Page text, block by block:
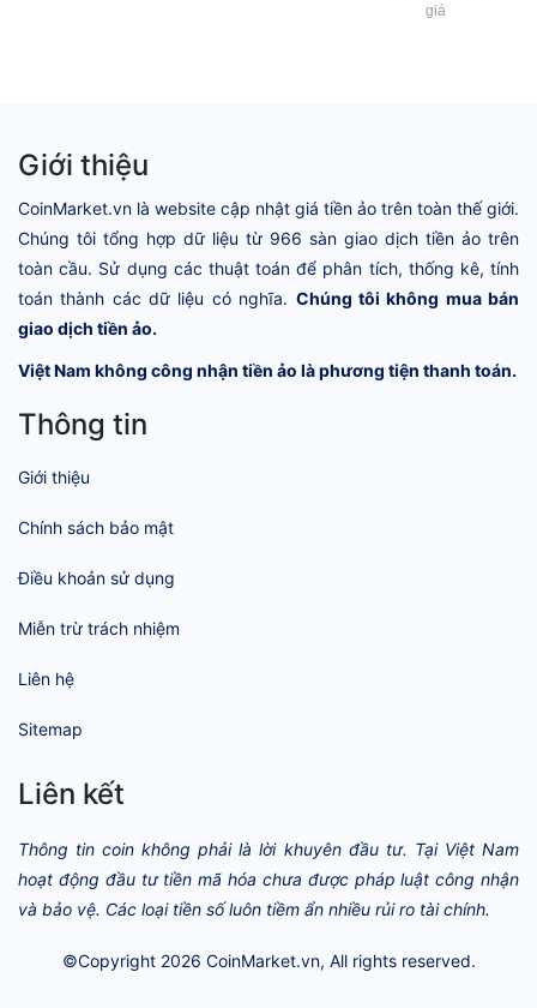
giá
Giới thiệu
CoinMarket.vn là website cập nhật giá tiền ảo trên toàn thế giới.
Chúng tôi tổng hợp dữ liệu từ 966 sàn giao dịch tiền ảo trên
toàn cầu. Sử dụng các thuật toán để phân tích, thống kê, tính
toán thành các dữ liệu có nghĩa. Chúng tôi không mua bán
giao dịch tiền ảo.
Việt Nam không công nhận tiền ảo là phương tiện thanh toán.
Thông tin
Giới thiệu
Chính sách bảo mật
Điều khoản sử dụng
Miễn trừ trách nhiệm
Liên hệ
Sitemap
Liên kết
Thông tin coin không phải là lời khuyên đầu tư. Tại Việt Nam
hoạt động đầu tư tiền mã hóa chưa được pháp luật công nhận
và bảo vệ. Các loại tiền số luôn tiềm ẩn nhiều rủi ro tài chính.
©Copyright 2026 CoinMarket.vn, All rights reserved.